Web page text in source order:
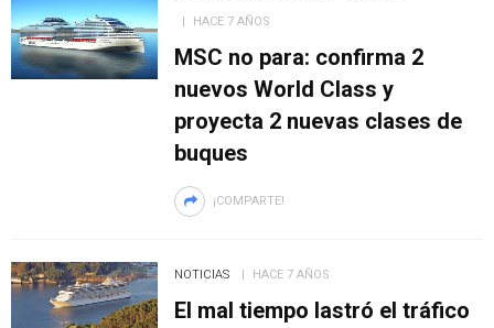
HACE 7 AÑOS
MSC no para: confirma 2
nuevos World Class y
proyecta 2 nuevas clases de
buques
¡COMPARTE!
NOTICIAS HACE 7 AÑOS
El mal tiempo lastró el tráfico